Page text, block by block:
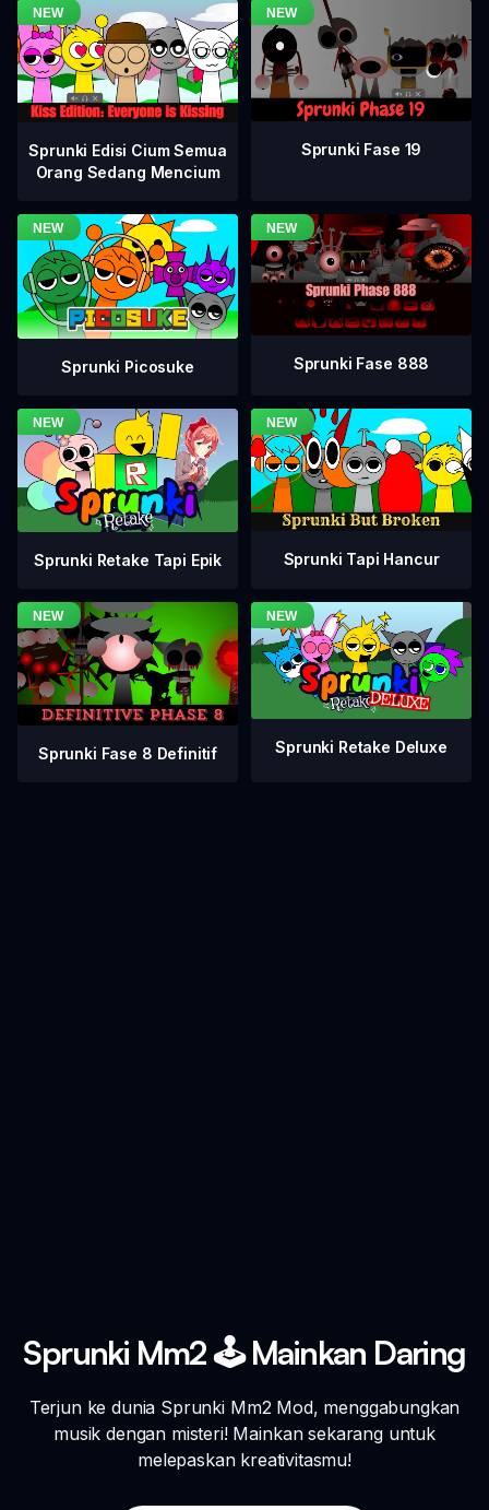
Sprunki Edisi Cium Semua
Orang Sedang Mencium
Sprunki Fase 19
Sprunki Picosuke Sprunki Fase 888
Sprunki Retake Tapi Epik Sprunki Tapi Hancur
Sprunki Fase 8 Definitif Sprunki Retake Deluxe
Sprunki Mm2 🕹️ Mainkan Daring
Terjun ke dunia Sprunki Mm2 Mod, menggabungkan
musik dengan misteri! Mainkan sekarang untuk
melepaskan kreativitasmu!